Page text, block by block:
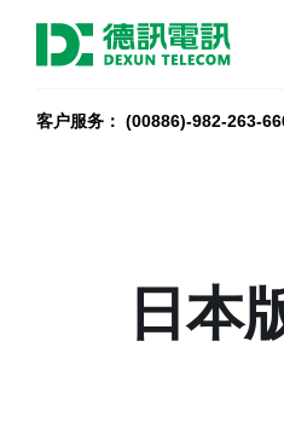
客户服务： (00886)-982-263-
日本